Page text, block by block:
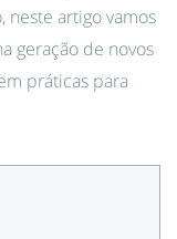
neste artigo vamos
geração de novos
práticas para